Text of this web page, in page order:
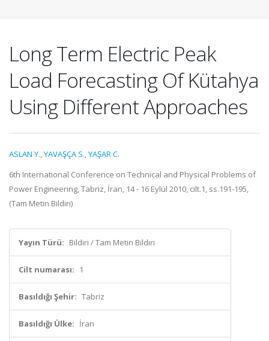
Long Term Electric Peak
Load Forecasting Of Kütahya
Using Different Approaches
ASLAN Y.,YAVAŞÇA S.,YAŞAR C.
6th International Conference on Technical and Physical Problems of
Power Engineering, Tabriz, İran, 14 - 16 Eylül 2010, cilt.1, ss.191-195,
(Tam Metin Bildiri)
Yayın Türü: Bildiri / Tam Metin Bildiri
Cilt numarası: 1
Basıldığı Şehir: Tabriz
Basıldığı Ülke: İran